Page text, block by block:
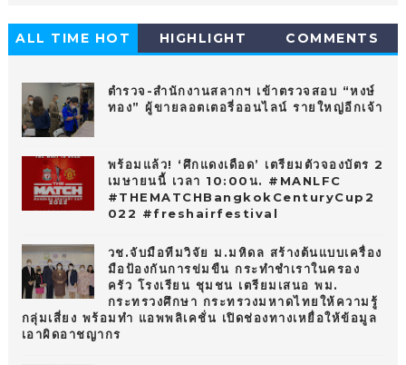
ALL TIME HOT
HIGHLIGHT COMMENTS
ตำรวจ-สำนักงานสลากฯ เข้าตรวจสอบ “หงษ์
ทอง” ผู้ขายลอตเตอรี่ออนไลน์ รายใหญ่อีกเจ้า
พร้อมแล้ว! ‘ศึกแดงเดือด’ เตรียมตัวจองบัตร 2
เมษายนนี้ เวลา 10:00น. #MANLFC
#THEMATCHBangkokCenturyCup2
022 #freshairfestival
วช.จับมือทีมวิจัย ม.มหิดล สร้างต้นแบบเครื่อง
มือป้องกันการข่มขืน กระทำชำเราในครอง
ครัว โรงเรียน ชุมชน เตรียมเสนอ พม.
กระทรวงศึกษา กระทรวงมหาดไทยให้ความรู้
กลุ่มเสี่ยง พร้อมทำ แอพพลิเคชั่น เปิดช่องทางเหยื่อให้ข้อมูล
เอาผิดอาชญากร